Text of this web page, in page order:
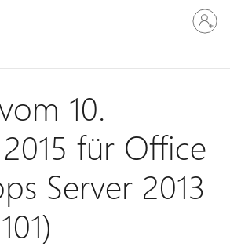
Bei
Ihrem
Konto
10.
für Office
Server 2013